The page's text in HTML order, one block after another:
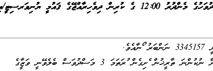
16 އޮކްޓޫބަރު 2014 ވާ ބުރާސްފަތި ދުވަހުގެ މެންދުރު 12:00 ގެ ކުރިން ދިވެހިރާއްޖޭގެ ޤައުމީ
މިމަޤާމަށް ހޮވޭ ކެންޑިޑޭޓަކު ވަޒީފާއަށް ނުކުންނަ ތާރީޚުން ފެށިގެން ފުރަތަމަ 3 މަސްދުވަސް ބެލެވޭނީ ވަޒީފާގެ